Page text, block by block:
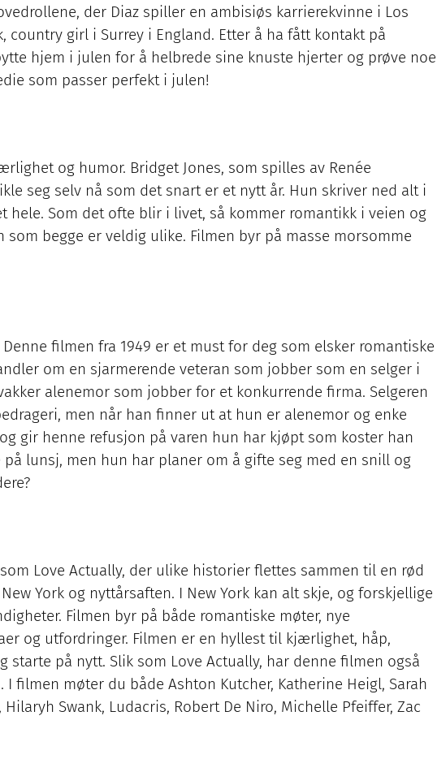
der Diaz spiller en ambisiøs karrierekvinne i Los
country girl i Surrey i England. Etter å ha fått kontakt på
hjem i julen for å helbrede sine knuste hjerter og prøve noe
som passer perfekt i julen!
og humor. Bridget Jones, som spilles av Renée
seg selv nå som det snart er et nytt år. Hun skriver ned alt i
hele. Som det ofte blir i livet, så kommer romantikk i veien og
begge er veldig ulike. Filmen byr på masse morsomme
filmen fra 1949 er et must for deg som elsker romantiske
om en sjarmerende veteran som jobber som en selger i
alenemor som jobber for et konkurrende firma. Selgeren
men når han finner ut at hun er alenemor og enke
gir henne refusjon på varen hun har kjøpt som koster han
lunsj, men hun har planer om å gifte seg med en snill og
Love Actually, der ulike historier flettes sammen til en rød
York og nyttårsaften. I New York kan alt skje, og forskjellige
Filmen byr på både romantiske møter, nye
og utfordringer. Filmen er en hyllest til kjærlighet, håp,
starte på nytt. Slik som Love Actually, har denne filmen også
filmen møter du både Ashton Kutcher, Katherine Heigl, Sarah
Hilaryh Swank, Ludacris, Robert De Niro, Michelle Pfeiffer, Zac